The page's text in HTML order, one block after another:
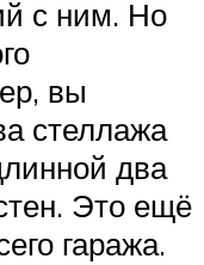
с ним. Но
вы
стеллажа
два
Это ещё
гаража.